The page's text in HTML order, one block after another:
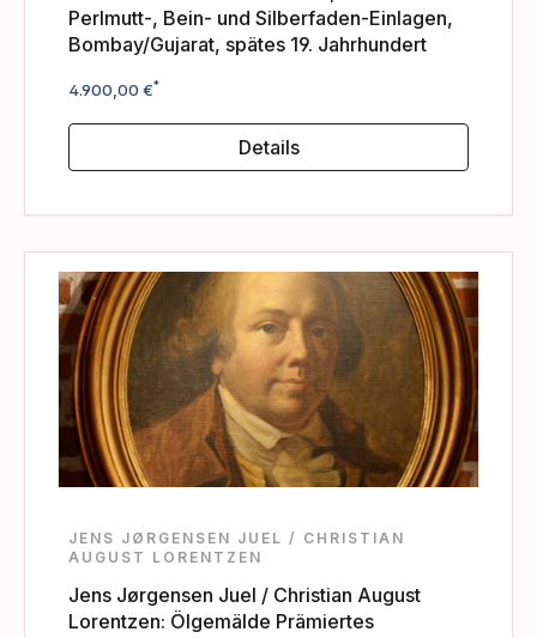
Perlmutt-, Bein- und Silberfaden-Einlagen,
Bombay/Gujarat, spätes 19. Jahrhundert
Regulärer Preis:
4.900,00 €*
Details
JENS JØRGENSEN JUEL / CHRISTIAN
AUGUST LORENTZEN
Jens Jørgensen Juel / Christian August
Lorentzen: Ölgemälde Prämiertes